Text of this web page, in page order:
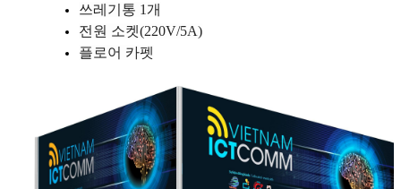
쓰레기통 1개
전원 소켓(220V/5A)
플로어 카펫